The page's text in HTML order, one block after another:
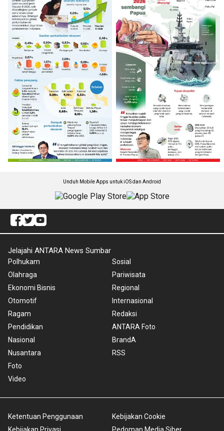
Unduh Mobile Apps untuk iOS dan Android
Jelajahi ANTARA News Sumbar
Polhukam
Olahraga
Ekonomi Bisnis
Otomotif
Ragam
Pendidikan
Nasional
Nusantara
Foto
Video
Sosial
Pariwisata
Regional
Internasional
Redaksi
ANTARA Foto
BrandA
RSS
Ketentuan Penggunaan
Kebijakan Cookie